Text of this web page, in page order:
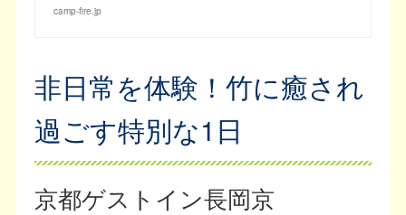
camp-fire.jp
非日常を体験！竹に癒され
過ごす特別な1日
京都ゲストイン長岡京